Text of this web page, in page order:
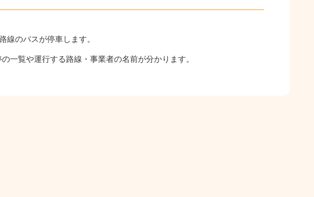
線のバスが停車します。
一覧や運行する路線・事業者の名前が分かります。